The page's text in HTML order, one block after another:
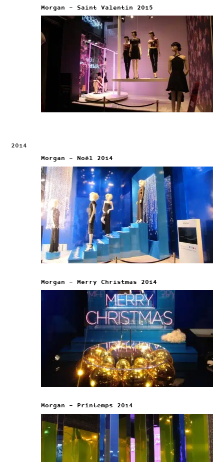
Morgan – Saint Valentin 2015
2014
Morgan – Noël 2014
Morgan – Merry Christmas 2014
Morgan – Printemps 2014